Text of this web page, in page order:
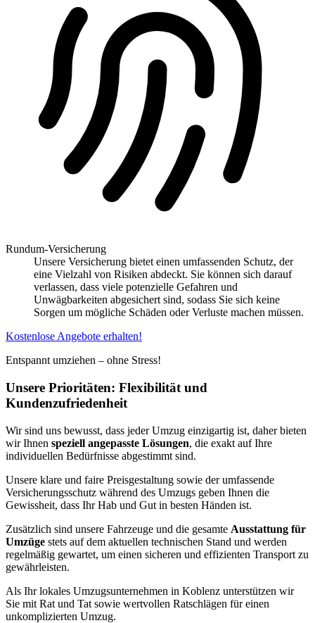
Rundum-Versicherung
Unsere Versicherung bietet einen umfassenden Schutz, der
eine Vielzahl von Risiken abdeckt. Sie können sich darauf
verlassen, dass viele potenzielle Gefahren und
Unwägbarkeiten abgesichert sind, sodass Sie sich keine
Sorgen um mögliche Schäden oder Verluste machen müssen.
Kostenlose Angebote erhalten!
Entspannt umziehen – ohne Stress!
Unsere Prioritäten: Flexibilität und
Kundenzufriedenheit
Wir sind uns bewusst, dass jeder Umzug einzigartig ist, daher bieten
wir Ihnen speziell angepasste Lösungen, die exakt auf Ihre
individuellen Bedürfnisse abgestimmt sind.
Unsere klare und faire Preisgestaltung sowie der umfassende
Versicherungsschutz während des Umzugs geben Ihnen die
Gewissheit, dass Ihr Hab und Gut in besten Händen ist.
Zusätzlich sind unsere Fahrzeuge und die gesamte Ausstattung für
Umzüge stets auf dem aktuellen technischen Stand und werden
regelmäßig gewartet, um einen sicheren und effizienten Transport zu
gewährleisten.
Als Ihr lokales Umzugsunternehmen in Koblenz unterstützen wir
Sie mit Rat und Tat sowie wertvollen Ratschlägen für einen
unkomplizierten Umzug.